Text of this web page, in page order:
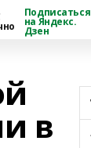
Подписаться
на Яндекс.
Дзен
в